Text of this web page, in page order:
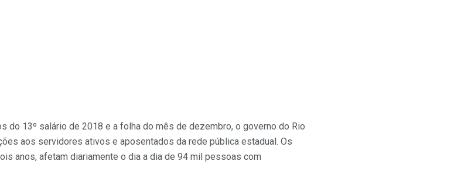
do 13º salário de 2018 e a folha do mês de dezembro, o governo do Rio
aos servidores ativos e aposentados da rede pública estadual. Os
anos, afetam diariamente o dia a dia de 94 mil pessoas com